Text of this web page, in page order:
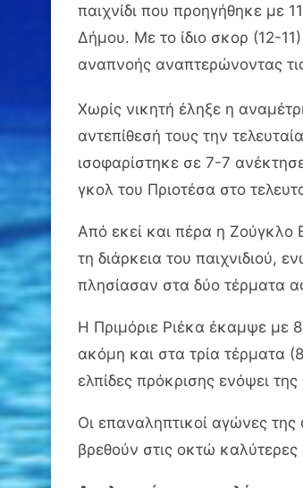
παιχνίδι που προηγήθηκε με
Δήμου. Με το ίδιο σκορ (12-
αναπνοής αναπτερώνοντας
Χωρίς νικητή έληξε η
αντεπίθεσή τους την
ισοφαρίστηκε σε 7-7
γκολ του Πριοτέσα στο
Από εκεί και πέρα η Ζούγκλο
τη διάρκεια του παιχνιδιού,
πλησίασαν στα δύο τέρματα
Η Πριμόριε Ριέκα έκαμψε με
ακόμη και στα τρία τέρματα
ελπίδες πρόκρισης ενόψει
Οι επαναληπτικοί αγώνες
βρεθούν στις οκτώ